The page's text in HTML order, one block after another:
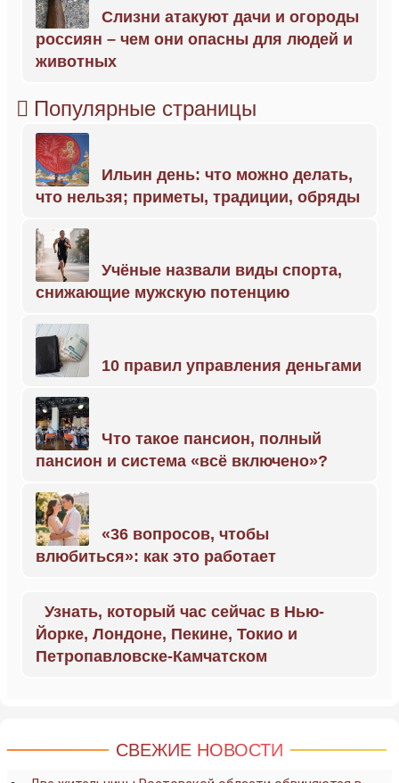
Слизни атакуют дачи и огороды
россиян – чем они опасны для людей и
животных
Популярные страницы
Ильин день: что можно делать,
что нельзя; приметы, традиции, обряды
Учёные назвали виды спорта,
снижающие мужскую потенцию
10 правил управления деньгами
Что такое пансион, полный
пансион и система «всё включено»?
«36 вопросов, чтобы
влюбиться»: как это работает
Узнать, который час сейчас в Нью-
Йорке, Лондоне, Пекине, Токио и
Петропавловске-Камчатском
СВЕЖИЕ НОВОСТИ